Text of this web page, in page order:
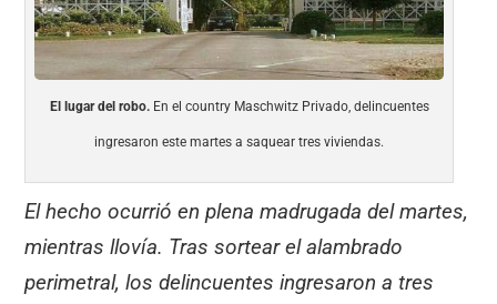
El lugar del robo.En el country Maschwitz Privado, delincuentes
ingresaron este martes a saquear tres viviendas.
El hecho ocurrió en plena madrugada del martes,
mientras llovía. Tras sortear el alambrado
perimetral, los delincuentes ingresaron a tres